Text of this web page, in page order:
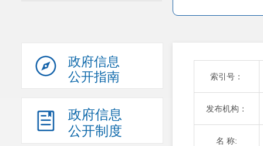
政府信息
公开指南
政府信息
公开制度
索引号：
发布机构：
名 称: